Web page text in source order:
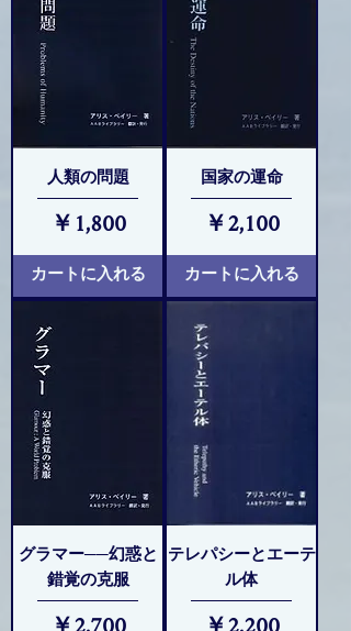
人類の問題
価格
￥1,800
カートに入れる
国家の運命
価格
￥2,100
カートに入れる
グラマー──幻惑と
錯覚の克服
テレパシーとエーテ
ル体